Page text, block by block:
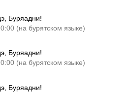
Буряадни!
(на бурятском языке)
Буряадни!
(на бурятском языке)
Буряадни!